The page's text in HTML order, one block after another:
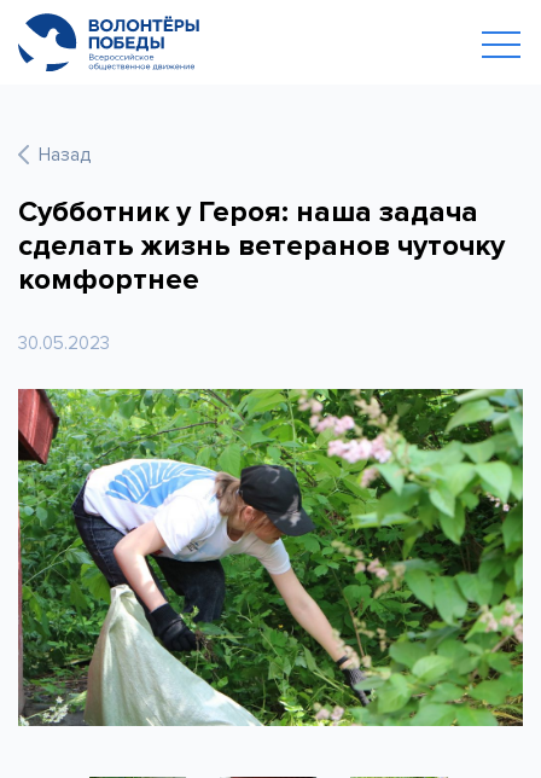
Назад
Субботник у Героя: наша задача
сделать жизнь ветеранов чуточку
комфортнее
30.05.2023